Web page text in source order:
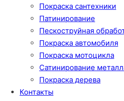
Покраска сантехники
Патинирование
Пескоструйная
Покраска автомобиля
Покраска мотоцикла
Сатинирование
Покраска дерева
Контакты